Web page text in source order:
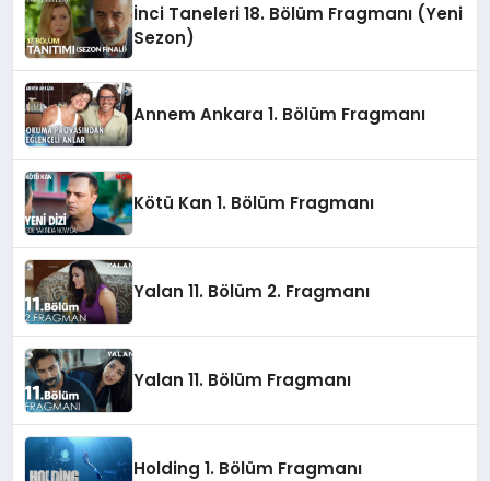
İnci Taneleri 18. Bölüm Fragmanı (Yeni
Sezon)
Annem Ankara 1. Bölüm Fragmanı
Kötü Kan 1. Bölüm Fragmanı
Yalan 11. Bölüm 2. Fragmanı
Yalan 11. Bölüm Fragmanı
Holding 1. Bölüm Fragmanı